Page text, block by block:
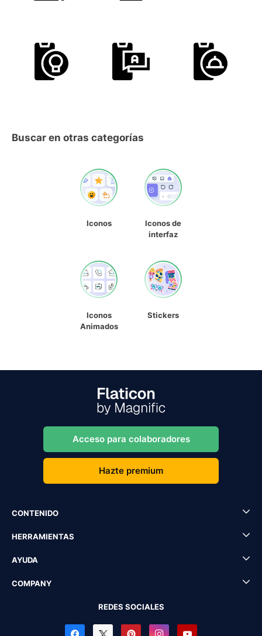
Buscar en otras categorías
Iconos
Iconos de
interfaz
Iconos
Animados
Stickers
Acceso para colaboradores
Hazte premium
CONTENIDO
HERRAMIENTAS
AYUDA
COMPANY
REDES SOCIALES